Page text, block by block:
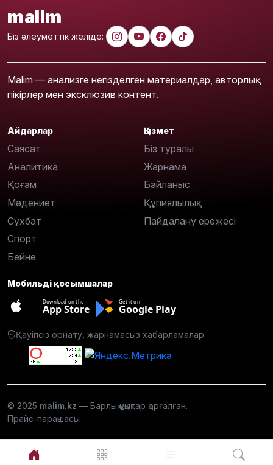
malim
Біз әлеуметтік желіде:
Malim — анализге негізделген материалдар, авторлық
пікірлер мен эксклюзив контент.
Айдарлар
Саясат
Аналитика
Қоғам
Мәдениет
Сұхбат
Спорт
Бейне
Қызмет
Біз туралы
Жарнама
Байланыс
Құпиялылық
Пайдалану ережесі
Мобильді қосымшалар
Download on the
App Store
Get it on
Google Play
Қауіпсіз орнату, жарнамасыз хабарламалар.
© 2025 malim.kz — Барлық құқықтар қорғалған.
Прайс-парақшасы